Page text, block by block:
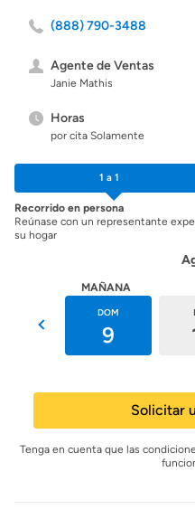
(888) 790-3488
Agente de Ventas
Janie Mathis
Horas
por cita Solamente
1 a 1
Recorrido en persona
Reúnase con un representante
su hogar
MAÑANA
DOM
9
Solicitar
Tenga en cuenta que las